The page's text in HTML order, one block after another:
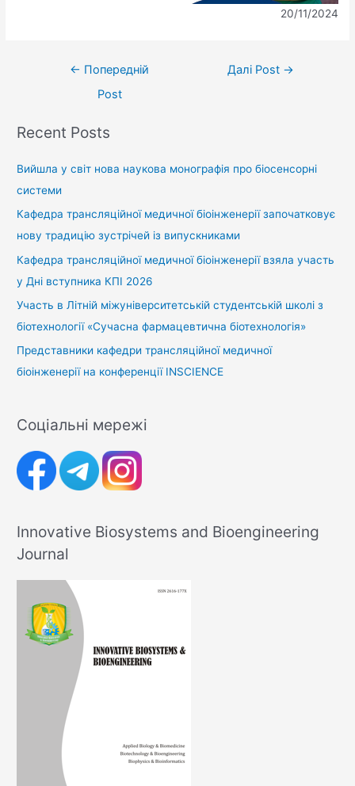
20/11/2024
← Попередній
Post
Далі Post →
Recent Posts
Вийшла у світ нова наукова монографія про біосенсорні
системи
Кафедра трансляційної медичної біоінженерії започатковує
нову традицію зустрічей із випускниками
Кафедра трансляційної медичної біоінженерії взяла участь
у Дні вступника КПІ 2026
Участь в Літній міжуніверситетській студентській школі з
біотехнології «Сучасна фармацевтична біотехнологія»
Представники кафедри трансляційної медичної
біоінженерії на конференції INSCIENCE
Соціальні мережі
Innovative Biosystems and Bioengineering
Journal